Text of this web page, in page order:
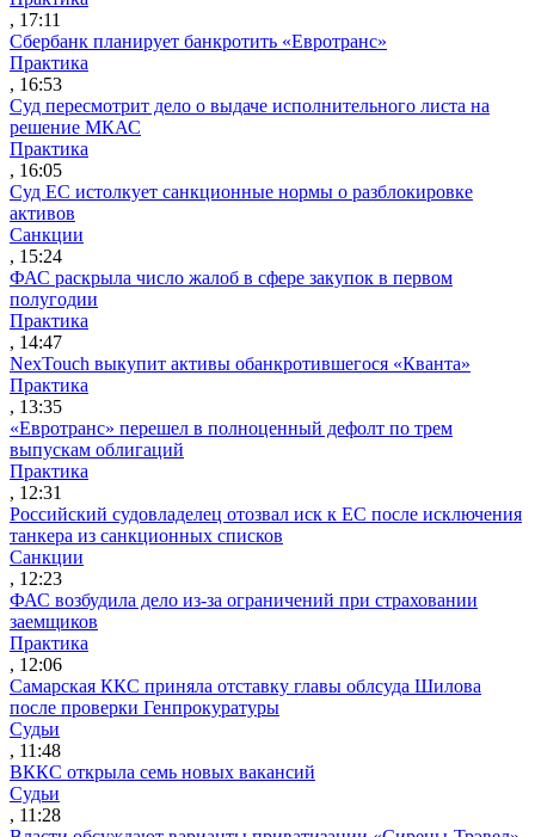
, 17:11
Сбербанк планирует банкротить «Евротранс»
Практика
, 16:53
Суд пересмотрит дело о выдаче исполнительного листа на
решение МКАС
Практика
, 16:05
Суд ЕС истолкует санкционные нормы о разблокировке
активов
Санкции
, 15:24
ФАС раскрыла число жалоб в сфере закупок в первом
полугодии
Практика
, 14:47
NexTouch выкупит активы обанкротившегося «Кванта»
Практика
, 13:35
«Евротранс» перешел в полноценный дефолт по трем
выпускам облигаций
Практика
, 12:31
Российский судовладелец отозвал иск к ЕС после исключения
танкера из санкционных списков
Санкции
, 12:23
ФАС возбудила дело из-за ограничений при страховании
заемщиков
Практика
, 12:06
Самарская ККС приняла отставку главы облсуда Шилова
после проверки Генпрокуратуры
Судьи
, 11:48
ВККС открыла семь новых вакансий
Судьи
, 11:28